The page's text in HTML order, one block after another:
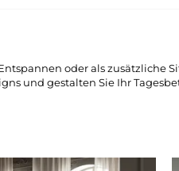
oder als zusätzliche
und gestalten Sie Ihr